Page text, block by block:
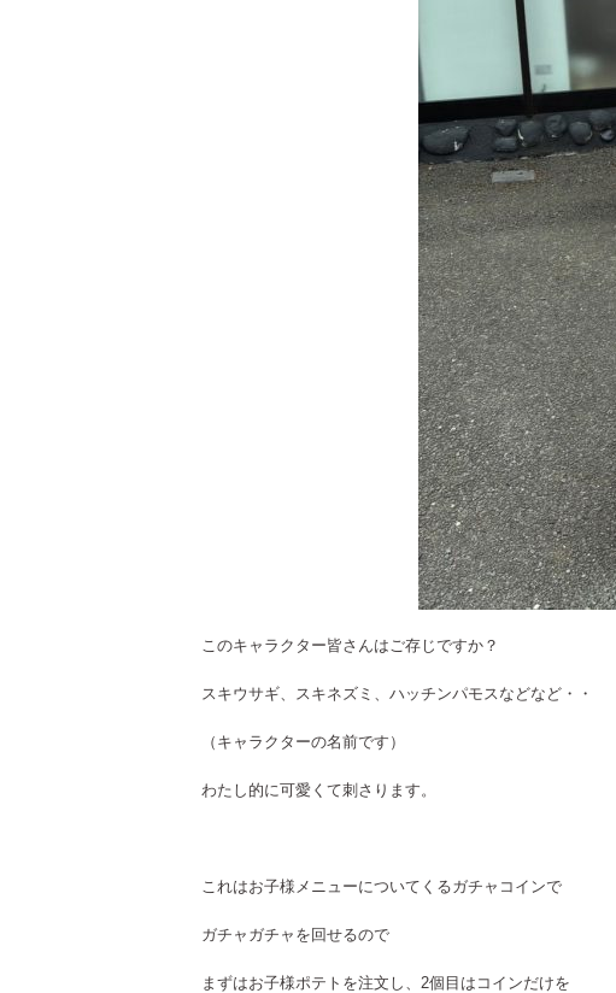
このキャラクター皆さんはご存じですか？
スキウサギ、スキネズミ、ハッチンパモスなどなど・・
（キャラクターの名前です）
わたし的に可愛くて刺さります。
これはお子様メニューについてくるガチャコインで
ガチャガチャを回せるので
まずはお子様ポテトを注文し、2個目はコインだけを